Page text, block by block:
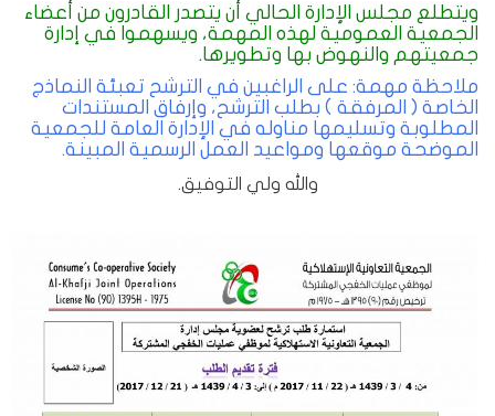
ويتطلع مجلس الإدارة الحالي أن يتصدر القادرون من أعضاء
الجمعية العمومية لهذه المهمة، ويسهموا في إدارة
جمعيتهم والنهوض بها وتطويرها.
ملاحظة مهمة: على الراغبين في الترشح تعبئة النماذج
الخاصة ( المرفقة ) بطلب الترشح، وإرفاق المستندات
المطلوبة وتسليمها مناوله في الإدارة العامة للجمعية
الموضحة موقعها ومواعيد العمل الرسمية المبينة.
والله ولي التوفيق.